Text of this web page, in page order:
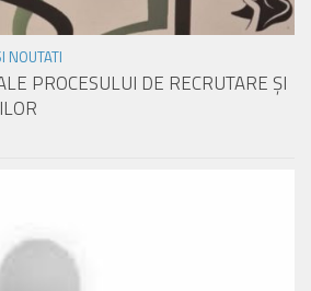
NOUTATI
PROCESULUI DE RECRUTARE ŞI